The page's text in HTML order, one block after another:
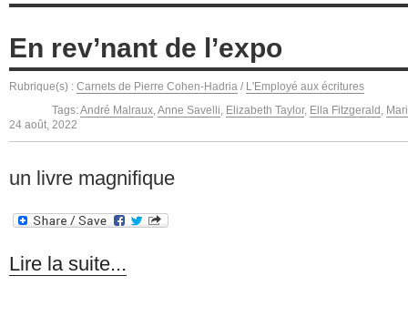
En rev’nant de l’expo
Rubrique(s) : Carnets de Pierre Cohen-Hadria / L'Employé aux écritures
Tags:André Malraux,Anne Savelli, Elizabeth Taylor, Ella Fitzgerald ,
24 août, 2022
un livre magnifique
Lire la suite...